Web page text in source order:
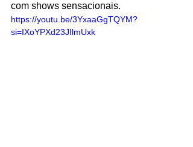
com shows sensacionais.
https://youtu.be/3YxaaGgTQYM?
si=IXoYPXd23JIlmUxk